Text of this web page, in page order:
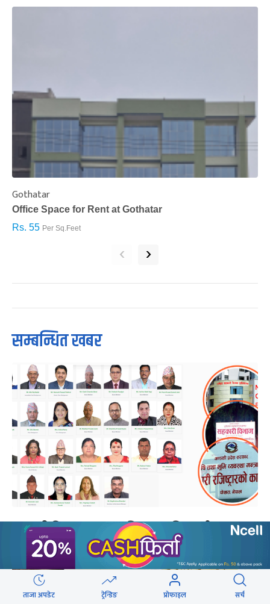
Gothatar
Office Space for Rent at Gothatar
Rs. 55 Per Sq.Feet
‹ ›
सम्बन्धित खबर
सहकारी नियामक भन्दा अभियन्ता शक्तिशाली,
स्वनियमन नाममा दुरुपयोग ढाकछोप
ताजा अपडेट ट्रेन्डिङ प्रोफाइल सर्च